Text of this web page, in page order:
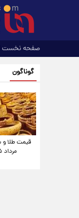
صفحه نخست
گوناگون
مرداد ۱۴۰۵ +جدول